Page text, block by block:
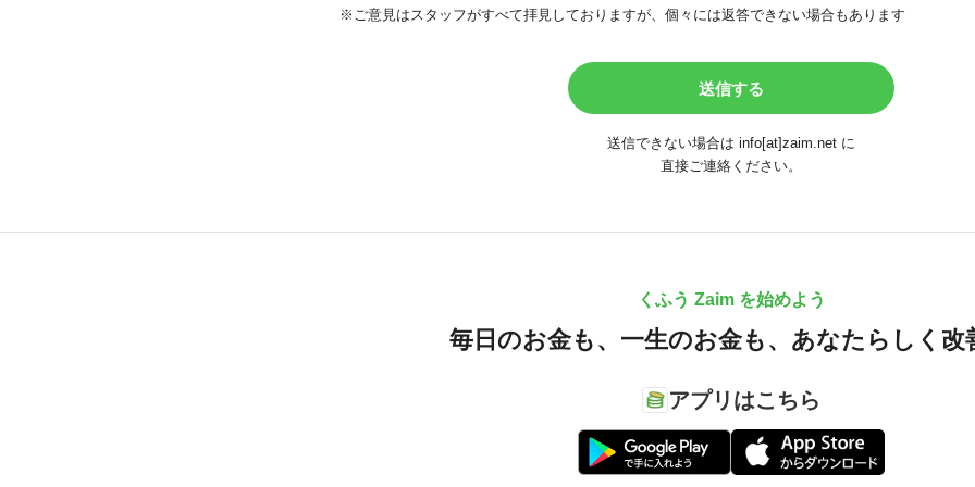
※ご意見はスタッフがすべて拝見しておりますが、個々には返答できない場合もあります
送信できない場合は info[at]zaim.net に
直接ご連絡ください。
くふう Zaim を始めよう
毎日のお金も、 一生のお金も、 あなたらしく改
アプリはこちら